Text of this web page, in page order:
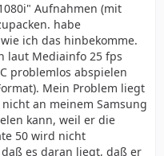
Aufnahmen (mit
habe
ich das hinbekomme.
laut Mediainfo 25 fps
problemlos abspielen
Mein Problem liegt
an meinem Samsung
kann, weil er die
50 wird nicht
es daran liegt, daß er